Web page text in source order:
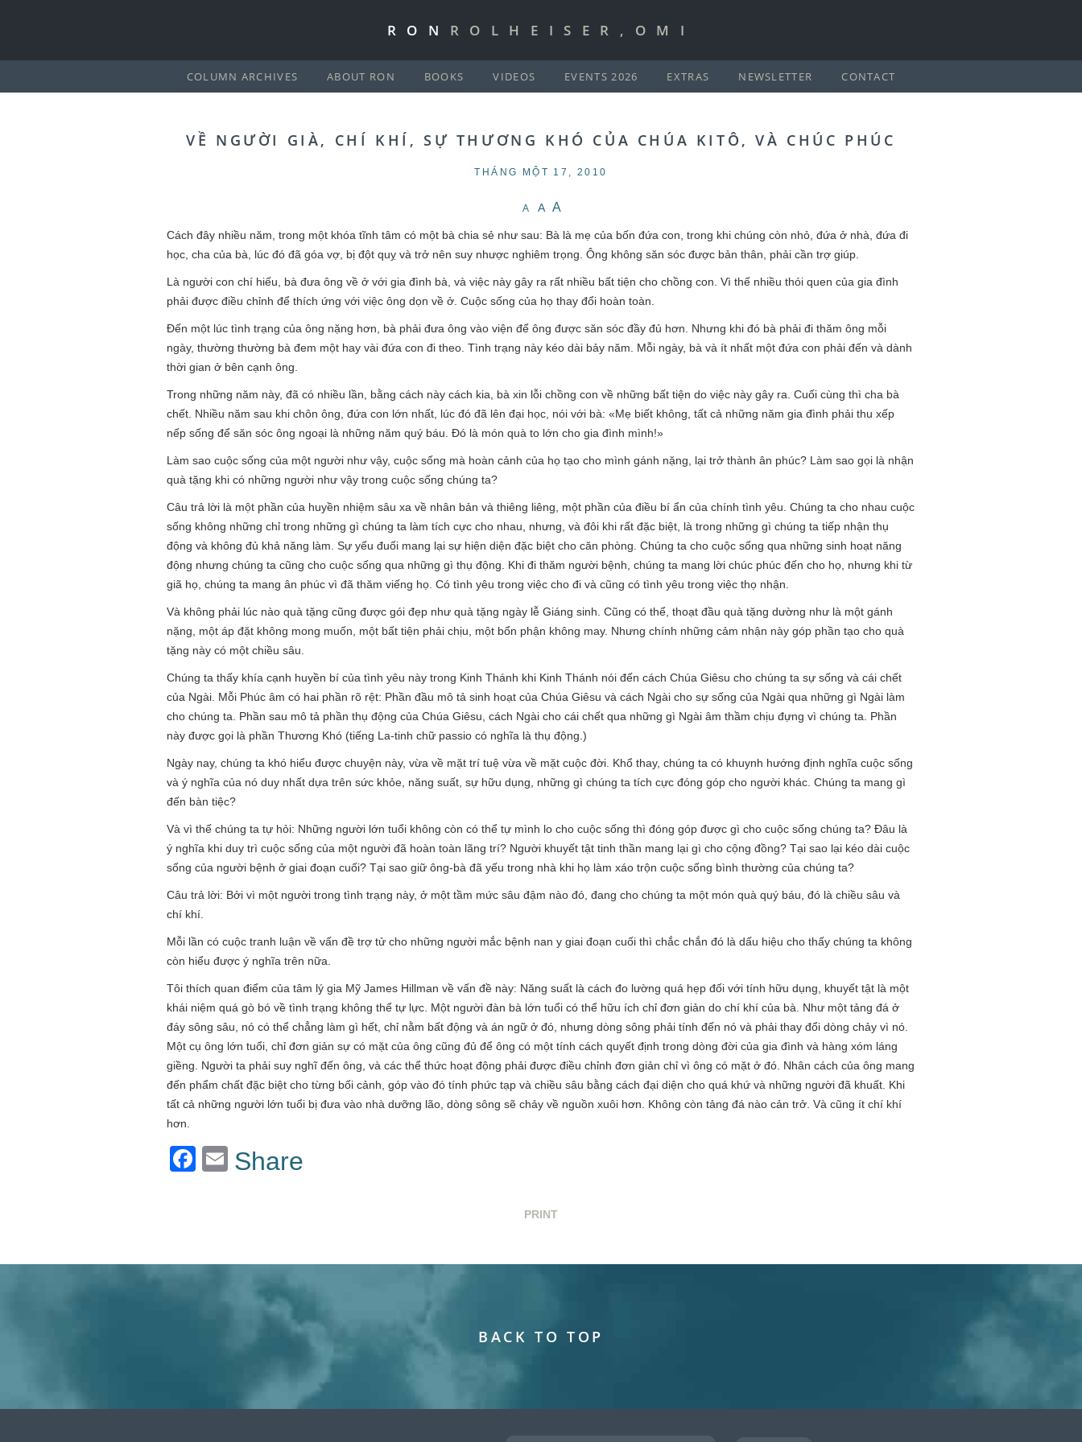
RON ROLHEISER,OMI
COLUMN ARCHIVES ABOUT RON BOOKS VIDEOS EVENTS 2026 EXTRAS NEWSLETTER CONTACT
VỀ NGƯỜI GIÀ, CHÍ KHÍ, SỰ THƯƠNG KHÓ CỦA CHÚA KITÔ, VÀ CHÚC PHÚC
THÁNG MỘT 17, 2010
A A A
Cách đây nhiều năm, trong một khóa tĩnh tâm có một bà chia sẻ như sau: Bà là mẹ của bốn đứa con, trong khi chúng còn nhỏ, đứa ở nhà, đứa đi
học, cha của bà, lúc đó đã góa vợ, bị đột quỵ và trở nên suy nhược nghiêm trọng. Ông không săn sóc được bản thân, phải cần trợ giúp.
Là người con chí hiếu, bà đưa ông về ở với gia đình bà, và việc này gây ra rất nhiều bất tiện cho chồng con. Vì thế nhiều thói quen của gia đình
phải được điều chỉnh để thích ứng với việc ông dọn về ở. Cuộc sống của họ thay đổi hoàn toàn.
Đến một lúc tình trạng của ông nặng hơn, bà phải đưa ông vào viện để ông được săn sóc đầy đủ hơn. Nhưng khi đó bà phải đi thăm ông mỗi
ngày, thường thường bà đem một hay vài đứa con đi theo. Tình trạng này kéo dài bảy năm. Mỗi ngày, bà và ít nhất một đứa con phải đến và dành
thời gian ở bên cạnh ông.
Trong những năm này, đã có nhiều lần, bằng cách này cách kia, bà xin lỗi chồng con về những bất tiện do việc này gây ra. Cuối cùng thì cha bà
chết. Nhiều năm sau khi chôn ông, đứa con lớn nhất, lúc đó đã lên đại học, nói với bà: «Mẹ biết không, tất cả những năm gia đình phải thu xếp
nếp sống để săn sóc ông ngoại là những năm quý báu. Đó là món quà to lớn cho gia đình mình!»
Làm sao cuộc sống của một người như vậy, cuộc sống mà hoàn cảnh của họ tạo cho mình gánh nặng, lại trở thành ân phúc? Làm sao gọi là nhận
quà tặng khi có những người như vậy trong cuộc sống chúng ta?
Câu trả lời là một phần của huyền nhiệm sâu xa về nhân bản và thiêng liêng, một phần của điều bí ẩn của chính tình yêu. Chúng ta cho nhau cuộc
sống không những chỉ trong những gì chúng ta làm tích cực cho nhau, nhưng, và đôi khi rất đặc biệt, là trong những gì chúng ta tiếp nhận thụ
động và không đủ khả năng làm. Sự yếu đuối mang lại sự hiện diện đặc biệt cho căn phòng. Chúng ta cho cuộc sống qua những sinh hoạt năng
động nhưng chúng ta cũng cho cuộc sống qua những gì thụ động. Khi đi thăm người bệnh, chúng ta mang lời chúc phúc đến cho họ, nhưng khi từ
giã họ, chúng ta mang ân phúc vì đã thăm viếng họ. Có tình yêu trong việc cho đi và cũng có tình yêu trong việc thọ nhận.
Và không phải lúc nào quà tặng cũng được gói đẹp như quà tặng ngày lễ Giáng sinh. Cũng có thể, thoạt đầu quà tặng dường như là một gánh
nặng, một áp đặt không mong muốn, một bất tiện phải chịu, một bổn phận không may. Nhưng chính những cảm nhận này góp phần tạo cho quà
tặng này có một chiều sâu.
Chúng ta thấy khía cạnh huyền bí của tình yêu này trong Kinh Thánh khi Kinh Thánh nói đến cách Chúa Giêsu cho chúng ta sự sống và cái chết
của Ngài. Mỗi Phúc âm có hai phần rõ rệt: Phần đầu mô tả sinh hoạt của Chúa Giêsu và cách Ngài cho sự sống của Ngài qua những gì Ngài làm
cho chúng ta. Phần sau mô tả phần thụ động của Chúa Giêsu, cách Ngài cho cái chết qua những gì Ngài âm thầm chịu đựng vì chúng ta. Phần
này được gọi là phần Thương Khó (tiếng La-tinh chữ passio có nghĩa là thụ động.)
Ngày nay, chúng ta khó hiểu được chuyện này, vừa về mặt trí tuệ vừa về mặt cuộc đời. Khổ thay, chúng ta có khuynh hướng định nghĩa cuộc sống
và ý nghĩa của nó duy nhất dựa trên sức khỏe, năng suất, sự hữu dụng, những gì chúng ta tích cực đóng góp cho người khác. Chúng ta mang gì
đến bàn tiệc?
Và vì thế chúng ta tự hỏi: Những người lớn tuổi không còn có thể tự mình lo cho cuộc sống thì đóng góp được gì cho cuộc sống chúng ta? Đâu là
ý nghĩa khi duy trì cuộc sống của một người đã hoàn toàn lãng trí? Người khuyết tật tinh thần mang lại gì cho cộng đồng? Tại sao lại kéo dài cuộc
sống của người bệnh ở giai đoạn cuối? Tại sao giữ ông-bà đã yếu trong nhà khi họ làm xáo trộn cuộc sống bình thường của chúng ta?
Câu trả lời: Bởi vì một người trong tình trạng này, ở một tầm mức sâu đậm nào đó, đang cho chúng ta một món quà quý báu, đó là chiều sâu và
chí khí.
Mỗi lần có cuộc tranh luận về vấn đề trợ tử cho những người mắc bệnh nan y giai đoạn cuối thì chắc chắn đó là dấu hiệu cho thấy chúng ta không
còn hiểu được ý nghĩa trên nữa.
Tôi thích quan điểm của tâm lý gia Mỹ James Hillman về vấn đề này: Năng suất là cách đo lường quá hẹp đối với tính hữu dụng, khuyết tật là một
khái niệm quá gò bó về tình trạng không thể tự lực. Một người đàn bà lớn tuổi có thể hữu ích chỉ đơn giản do chí khí của bà. Như một tảng đá ở
đáy sông sâu, nó có thể chẳng làm gì hết, chỉ nằm bất động và án ngữ ở đó, nhưng dòng sông phải tính đến nó và phải thay đổi dòng chảy vì nó.
Một cụ ông lớn tuổi, chỉ đơn giản sự có mặt của ông cũng đủ để ông có một tính cách quyết định trong dòng đời của gia đình và hàng xóm láng
giềng. Người ta phải suy nghĩ đến ông, và các thể thức hoạt động phải được điều chỉnh đơn giản chỉ vì ông có mặt ở đó. Nhân cách của ông mang
đến phẩm chất đặc biệt cho từng bối cảnh, góp vào đó tính phức tạp và chiều sâu bằng cách đại diện cho quá khứ và những người đã khuất. Khi
tất cả những người lớn tuổi bị đưa vào nhà dưỡng lão, dòng sông sẽ chảy về nguồn xuôi hơn. Không còn tảng đá nào cản trở. Và cũng ít chí khí
hơn.
Facebook
Email
Share
PRINT
BACK TO TOP